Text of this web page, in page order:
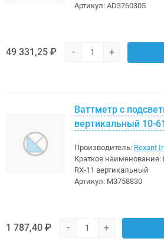
Артикул: AD3760305
49 331,25 ₽ - +
Ваттметр с
вертикальный 10-
Производитель: Rexant
Краткое наименование:
RX-11 вертикальный
Артикул: M3758830
1 787,40 ₽ - +